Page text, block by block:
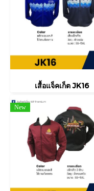
เสื้อแจ็คเก็ต JK16
New